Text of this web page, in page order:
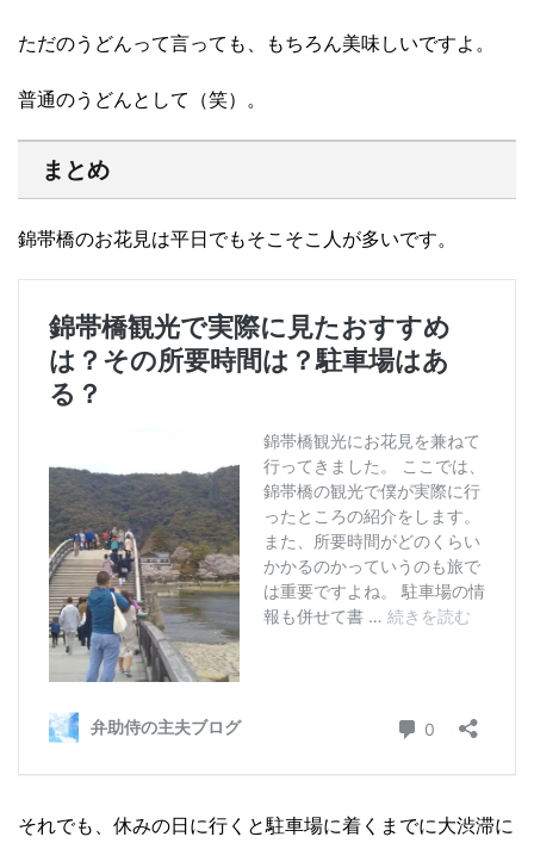
ただのうどんって言っても、もちろん美味しいですよ。
普通のうどんとして（笑）。
まとめ
錦帯橋のお花見は平日でもそこそこ人が多いです。
それでも、休みの日に行くと駐車場に着くまでに大渋滞に